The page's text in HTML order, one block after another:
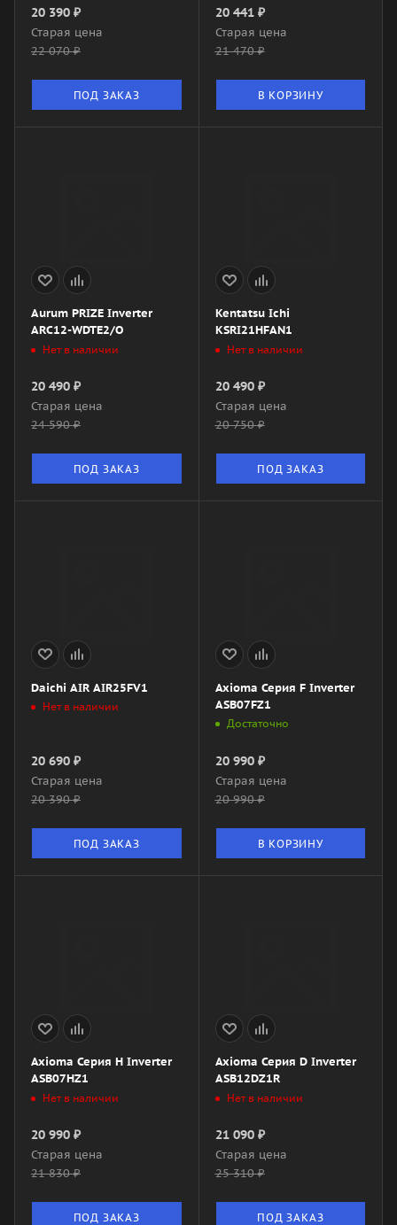
20 390 ₽
Старая цена
22 070₽
ПОД ЗАКАЗ
20 441₽
Старая цена
21 470₽
В КОРЗИНУ
Aurum PRIZE Inverter
ARC12-WDTE2/O
Нет в наличии
20 490 ₽
Старая цена
24 590₽
ПОД ЗАКАЗ
Kentatsu Ichi
KSRI21HFAN1
Нет в наличии
20 490₽
Старая цена
20 750₽
ПОД ЗАКАЗ
Daichi AIR AIR25FV1
Нет в наличии
20 690 ₽
Старая цена
20 390₽
ПОД ЗАКАЗ
Axioma Серия F Inverter
ASB07FZ1
Достаточно
20 990₽
Старая цена
20 990₽
В КОРЗИНУ
Axioma Серия H Inverter
ASB07HZ1
Нет в наличии
20 990 ₽
Старая цена
21 830₽
ПОД ЗАКАЗ
Axioma Серия D Inverter
ASB12DZ1R
Нет в наличии
21 090₽
Старая цена
25 310₽
ПОД ЗАКАЗ